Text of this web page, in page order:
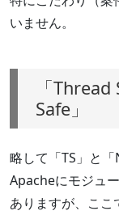
いません。
「
Safe」
略して「TS」と「
Apacheにモジュ
ありますが、ここ